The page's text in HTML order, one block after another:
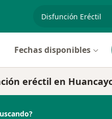
especialidad,
Fechas disponibles
eréctil en